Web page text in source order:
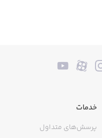
خدمات
پرسش‌های متداول